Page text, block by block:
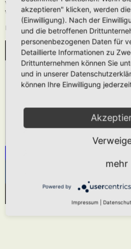
Wie oben beschrieben kann die URL auch
werden.
Das hier gezeigt Beispiel würde folgendes
WIR BENÖTIGEN IHRE
DEN YOUTUBE-
um Videoinhalte
Daten zu Ihren Aktivitäten
Sie die Details durch
Nutzung des Service zu,
Mehr Informationen
Powered byUsercentrics
akzeptieren" klicken, werden
(Einwilligung). Nach der
und die betroffenen
personenbezogenen Daten für
Detaillierte Informationen zu
Drittunternehmen können Sie
und in unserer
können Ihre Einwilligung
mehr
Powered by
Impressum